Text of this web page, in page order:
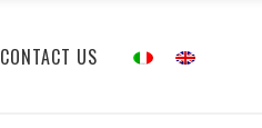
CONTACT US